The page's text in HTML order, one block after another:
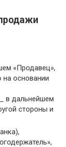
«Продавец»,
основании
в дальнейшем
стороны и